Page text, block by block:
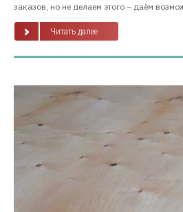
заказов, но не делаем этого – даём
Читать далее